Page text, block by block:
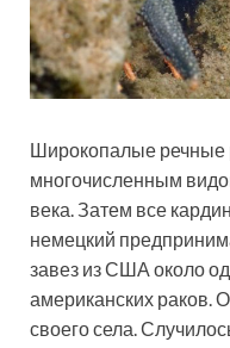
Широкопалые речные
многочисленным
века. Затем все
немецкий
завез из США около
американских раков.
своего села.